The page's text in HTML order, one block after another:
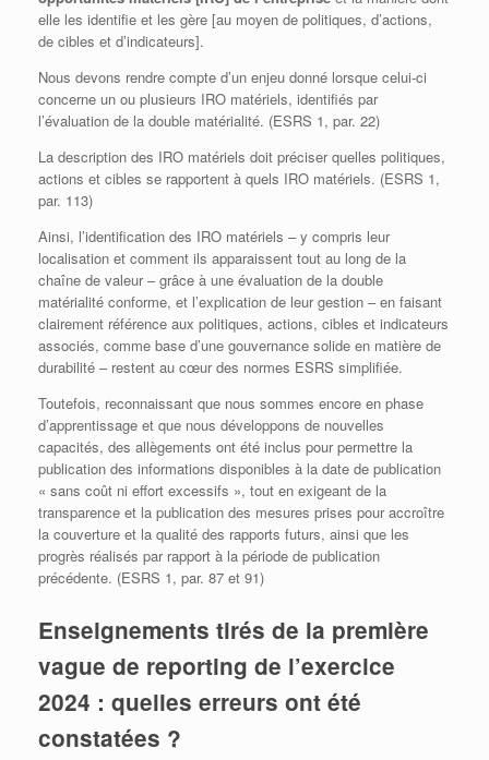
elle les identifie et les gère [au moyen de politiques, d’actions,
de cibles et d’indicateurs].
Nous devons rendre compte d’un enjeu donné lorsque celui-ci
concerne un ou plusieurs IRO matériels, identifiés par
l’évaluation de la double matérialité. (ESRS 1, par. 22)
La description des IRO matériels doit préciser quelles politiques,
actions et cibles se rapportent à quels IRO matériels. (ESRS 1,
par. 113)
Ainsi, l’identification des IRO matériels – y compris leur
localisation et comment ils apparaissent tout au long de la
chaîne de valeur – grâce à une évaluation de la double
matérialité conforme, et l’explication de leur gestion – en faisant
clairement référence aux politiques, actions, cibles et indicateurs
associés, comme base d’une gouvernance solide en matière de
durabilité – restent au cœur des normes ESRS simplifiée.
Toutefois, reconnaissant que nous sommes encore en phase
d’apprentissage et que nous développons de nouvelles
capacités, des allègements ont été inclus pour permettre la
publication des informations disponibles à la date de publication
« sans coût ni effort excessifs », tout en exigeant de la
transparence et la publication des mesures prises pour accroître
la couverture et la qualité des rapports futurs, ainsi que les
progrès réalisés par rapport à la période de publication
précédente. (ESRS 1, par. 87 et 91)
Enseignements tirés de la première
vague de reporting de l’exercice
2024 : quelles erreurs ont été
constatées ?